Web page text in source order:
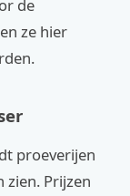
de
ze hier
proeverijen
Prijzen